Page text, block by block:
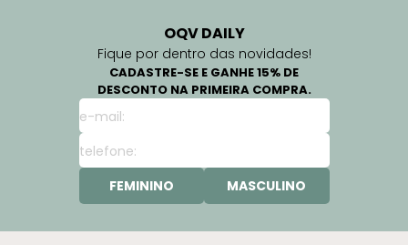
OQV DAILY
Fique por dentro das novidades!
CADASTRE-SE E GANHE 15% DE
DESCONTO NA PRIMEIRA COMPRA.
FEMININO MASCULINO